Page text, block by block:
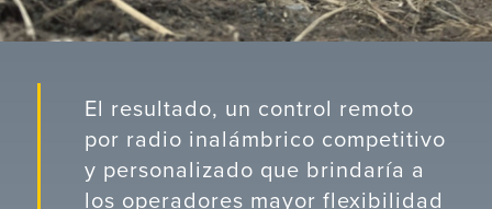
El resultado, un control remoto
por radio inalámbrico competitivo
y personalizado que brindaría a
los operadores mayor flexibilidad